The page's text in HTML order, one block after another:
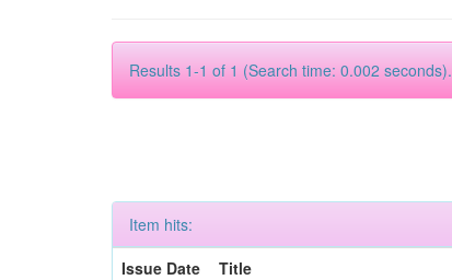
Results 1-1 of 1 (Search time: 0.002 seconds).
Item hits:
Issue Date
Title